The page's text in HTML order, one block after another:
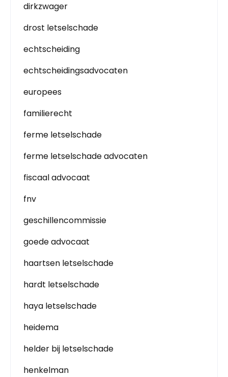
dirkzwager
drost letselschade
echtscheiding
echtscheidingsadvocaten
europees
familierecht
ferme letselschade
ferme letselschade advocaten
fiscaal advocaat
fnv
geschillencommissie
goede advocaat
haartsen letselschade
hardt letselschade
haya letselschade
heidema
helder bij letselschade
henkelman